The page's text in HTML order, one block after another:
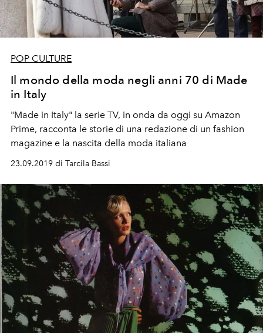
POP CULTURE
Il mondo della moda negli anni 70 di Made
in Italy
"Made in Italy" la serie TV, in onda da oggi su Amazon
Prime, racconta le storie di una redazione di un fashion
magazine e la nascita della moda italiana
23.09.2019 di Tarcila Bassi